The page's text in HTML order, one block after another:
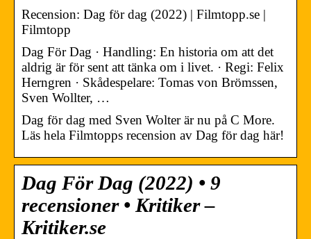
Recension: Dag för dag (2022) | Filmtopp.se |
Filmtopp
Dag För Dag · Handling: En historia om att det
aldrig är för sent att tänka om i livet. · Regi: Felix
Herngren · Skådespelare: Tomas von Brömssen,
Sven Wollter, …
Dag för dag med Sven Wolter är nu på C More.
Läs hela Filmtopps recension av Dag för dag här!
Dag För Dag (2022) • 9
recensioner • Kritiker –
Kritiker.se